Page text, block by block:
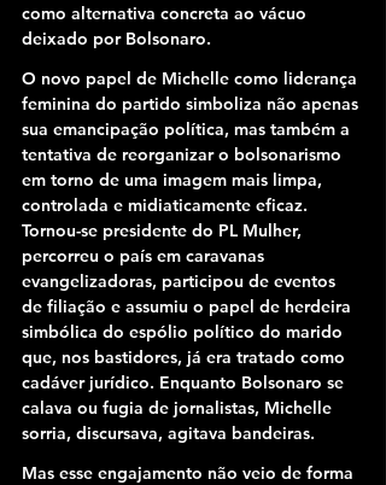
como alternativa concreta ao vácuo
deixado por Bolsonaro.
O novo papel de Michelle como liderança
feminina do partido simboliza não apenas
sua emancipação política, mas também a
tentativa de reorganizar o bolsonarismo
em torno de uma imagem mais limpa,
controlada e midiaticamente eficaz.
Tornou-se presidente do PL Mulher,
percorreu o país em caravanas
evangelizadoras, participou de eventos
de filiação e assumiu o papel de herdeira
simbólica do espólio político do marido
que, nos bastidores, já era tratado como
cadáver jurídico. Enquanto Bolsonaro se
calava ou fugia de jornalistas, Michelle
sorria, discursava, agitava bandeiras.
Mas esse engajamento não veio de forma